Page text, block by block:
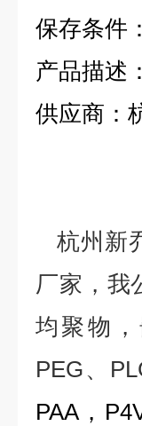
保存条件：
产品描述：
供应商：
杭州新
厂家，我
均聚物
PEG、
PAA，